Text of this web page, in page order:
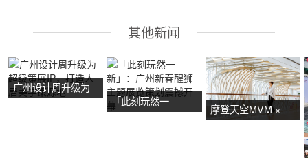
其他新闻
广州设计周升级为
「此刻玩然一
摩登天空MVM ×